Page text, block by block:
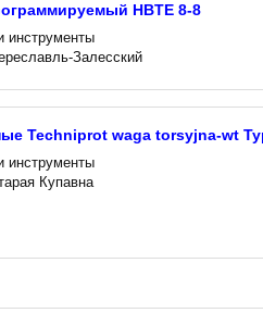
HBTE 8-8
инструменты
Залесский
Techniprot waga torsyjna-wt
инструменты
Купавна